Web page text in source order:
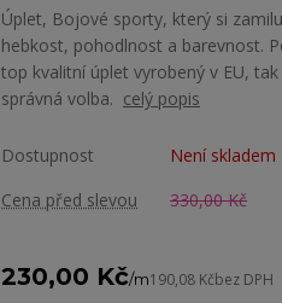
Úplet, Bojové sporty, který si
hebkost, pohodlnost a barevnost.
top kvalitní úplet vyrobený v EU,
správná volba. celý popis
Dostupnost
Není skladem
Cena před slevou
330,00 Kč
230,00 Kč/m190,08 Kčbez DPH